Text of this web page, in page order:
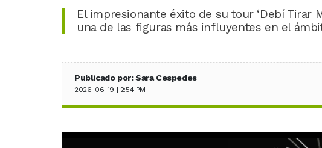
El impresionante éxito de su tour ‘Debí Tirar
una de las figuras más influyentes en el
Publicado por: Sara Cespedes
2026-06-19 | 2:54 PM